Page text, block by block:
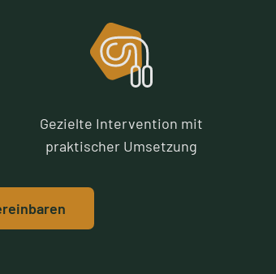
Gezielte Intervention mit
praktischer Umsetzung